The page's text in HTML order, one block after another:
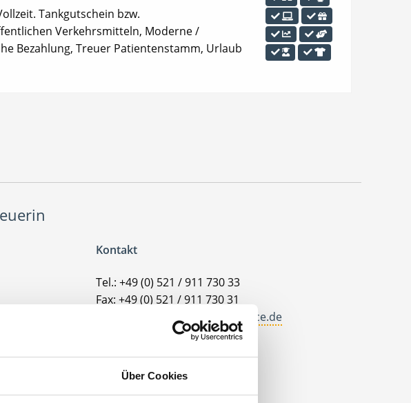
Über Cookies
Tankgutschein bzw.
Verkehrsmitteln, Moderne /
Bezahlung, Treuer Patientenstamm, Urlaub
Kontakt
Tel.: +49 (0) 521 / 911 730 33
Fax: +49 (0) 521 / 911 730 31
hallo@deutscherhausarztservice.de
Deutscher Hausarzt Service
Johanneswerkstr. 4